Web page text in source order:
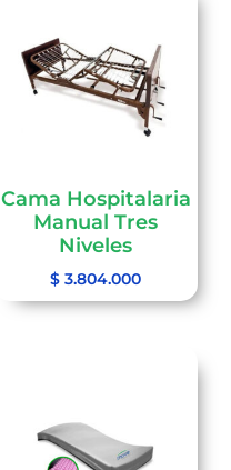
Cama Hospitalaria
Manual Tres
Niveles
$ 3.804.000